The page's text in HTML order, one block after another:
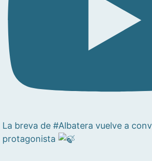
La breva de #Albatera vuelve a
protagonista